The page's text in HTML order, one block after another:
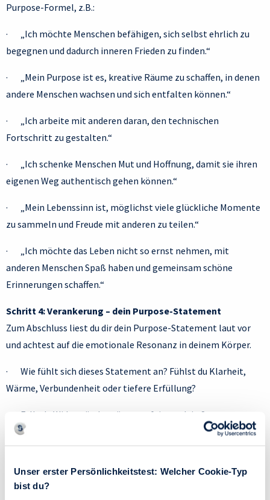
Unser erster Persönlichkeitstest: Welcher Cookie-Typ
bist du?
Purpose-Formel, z.B.:
· „Ich möchte Menschen befähigen, sich selbst ehrlich zu
begegnen und dadurch inneren Frieden zu finden.“
· „Mein Purpose ist es, kreative Räume zu schaffen, in denen
andere Menschen wachsen und sich entfalten können.“
· „Ich arbeite mit anderen daran, den technischen
Fortschritt zu gestalten.“
· „Ich schenke Menschen Mut und Hoffnung, damit sie ihren
eigenen Weg authentisch gehen können.“
· „Mein Lebenssinn ist, möglichst viele glückliche Momente
zu sammeln und Freude mit anderen zu teilen.“
· „Ich möchte das Leben nicht so ernst nehmen, mit
anderen Menschen Spaß haben und gemeinsam schöne
Erinnerungen schaffen.“
Schritt 4: Verankerung – dein Purpose-Statement
Zum Abschluss liest du dir dein Purpose-Statement laut vor
und achtest auf die emotionale Resonanz in deinem Körper.
· Wie fühlt sich dieses Statement an? Fühlst du Klarheit,
Wärme, Verbundenheit oder tiefere Erfüllung?
· Falls du Widerstände spürst, verfeinere dein Statement
noch einmal, bis du einen Satz hast, der emotional und
Schreibe dein final formuliertes Purpose-Statement gut
sichtbar auf und lies es täglich durch, um deinen inneren